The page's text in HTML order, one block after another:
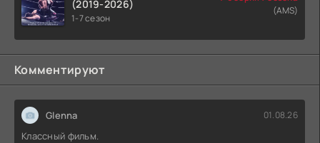
(2019-2026)
1-7 сезон
(AMS)
Комментируют
Glenna 01.08.26
Классный фильм.